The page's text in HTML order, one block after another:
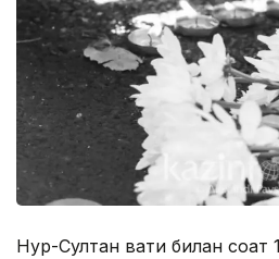
Нур-Султан вақти билан соат